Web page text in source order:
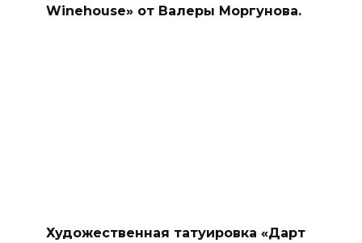
Winehouse» от Валеры Моргунова.
Художественная татуировка «Дарт